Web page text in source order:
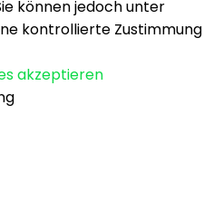
können jedoch unter
kontrollierte Zustimmung
akzeptieren